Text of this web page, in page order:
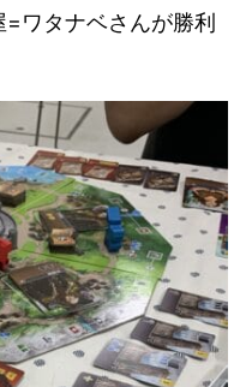
=ワタナベさんが勝利